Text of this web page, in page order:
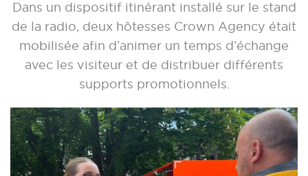
Dans un dispositif itinérant installé sur le stand
de la radio, deux hôtesses Crown Agency était
mobilisée afin d’animer un temps d’échange
avec les visiteur et de distribuer différents
supports promotionnels.